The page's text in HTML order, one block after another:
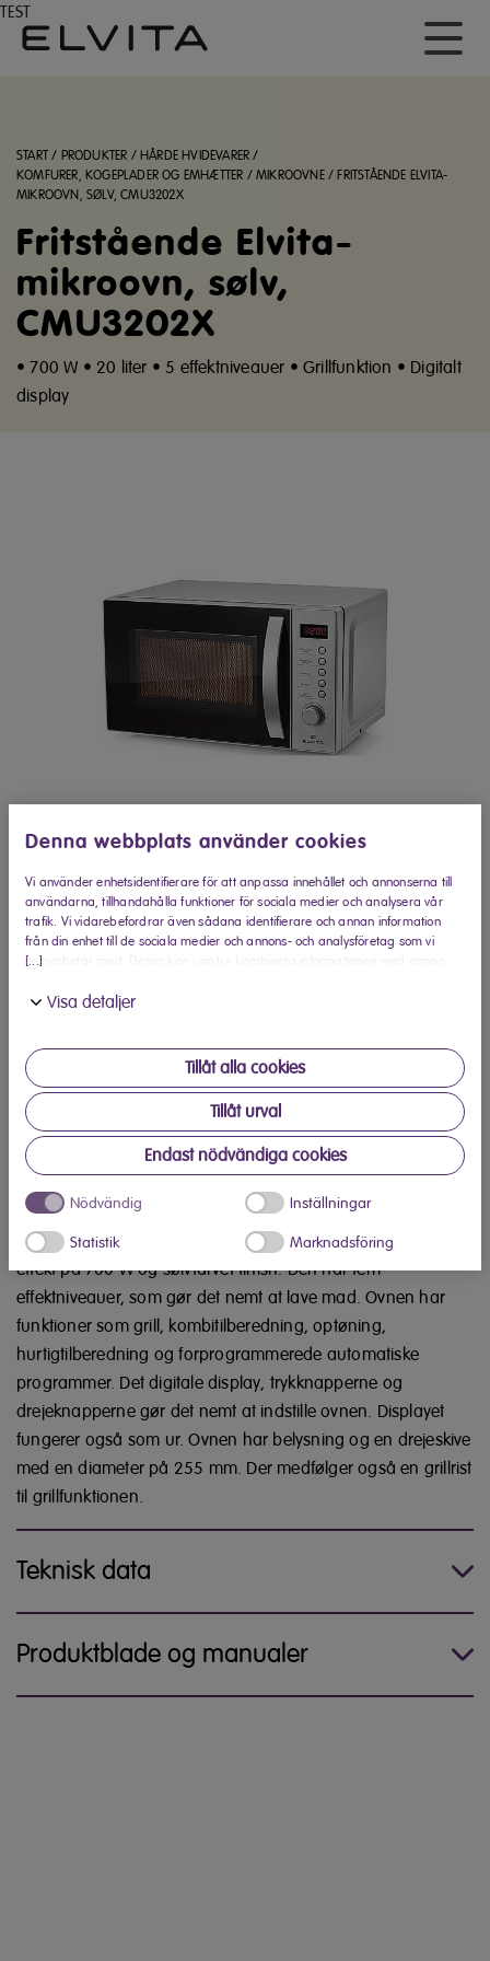
TEST
Denna webbplats använder cookies
[...]
Vi använder enhetsidentifierare för att anpassa innehållet och annonserna till
användarna, tillhandahålla funktioner för sociala medier och analysera vår
trafik. Vi vidarebefordrar även sådana identifierare och annan information
från din enhet till de sociala medier och annons- och analysföretag som vi
samarbetar med. Dessa kan i sin tur kombinera informationen med annan
använt deras tjänster.
Visa detaljer
Tillåt alla cookies
Tillåt urval
Endast nödvändiga cookies
Nödvändig Inställningar
Statistik Marknadsföring
START / PRODUKTER /HÅRDE HVIDEVARER /
KOMFURER, KOGEPLADER OG EMHÆTTER /MIKROOVNE/FRITSTÅENDE ELVITA-
MIKROOVN, SØLV, CMU3202X
Fritstående Elvita-
mikroovn, sølv,
CMU3202X
• 700 W • 20 liter • 5 effektniveauer • Grillfunktion • Digitalt
display
Produkt information
Moderne mikroovn fra Elvita
Den effektive og praktiske Elvita-mikroovn CMU3202X har et
moderne design. Ovnen har en kapacitet på 20 liter, en
effekt på 700 W og sølvfarvet finish. Den har fem
effektniveauer, som gør det nemt at lave mad. Ovnen har
funktioner som grill, kombitilberedning, optøning,
hurtigtilberedning og forprogrammerede automatiske
programmer. Det digitale display, trykknapperne og
drejeknapperne gør det nemt at indstille ovnen. Displayet
fungerer også som ur. Ovnen har belysning og en drejeskive
med en diameter på 255 mm. Der medfølger også en grillrist
til grillfunktionen.
Teknisk data
Produktblade og manualer